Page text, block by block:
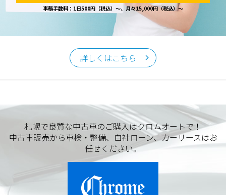
事務手数料：1日500円（税込）～、月々15,000円（税込）～
詳しくはこちら
札幌で良質な中古車のご購入はクロムオートで！
中古車販売から車検・整備、自社ローン、カーリースはお
任せください。